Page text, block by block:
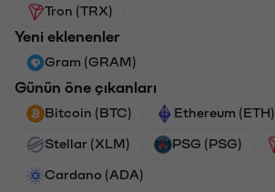
Tron (TRX)
Yeni eklenenler
Gram (GRAM)
Günün öne çıkanları
Bitcoin (BTC) Ethereum (ETH)
Stellar (XLM) PSG (PSG)
Cardano (ADA)